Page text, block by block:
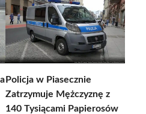
Policja w Piasecznie
Zatrzymuje Mężczyznę z
140 Tysiącami Papierosów